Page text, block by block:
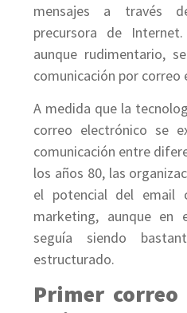
mensajes a través
precursora de
aunque rudimentario,
comunicación por correo
A medida que la
correo electrónico se
comunicación entre
los años 80, las
el potencial del email
marketing, aunque en
seguía siendo
estructurado.
Primer